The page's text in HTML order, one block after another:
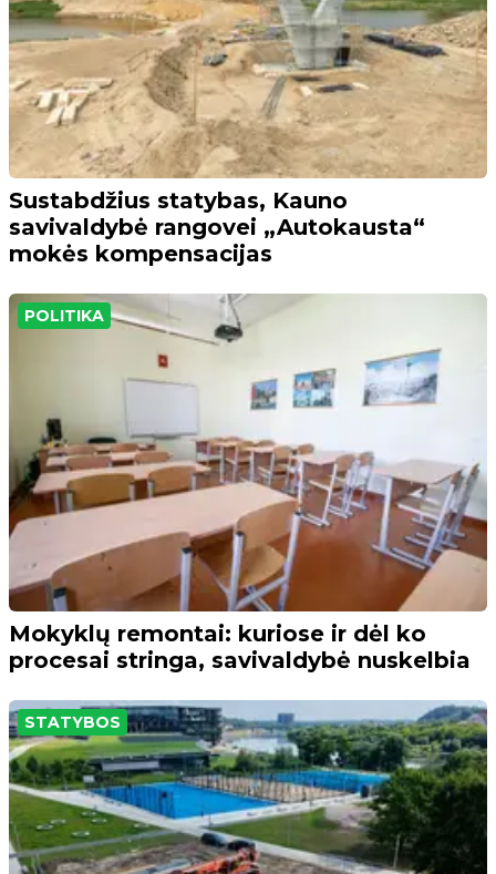
Sustabdžius statybas, Kauno
savivaldybė rangovei „Autokausta“
mokės kompensacijas
POLITIKA
Mokyklų remontai: kuriose ir dėl ko
procesai stringa, savivaldybė nuskelbia
STATYBOS